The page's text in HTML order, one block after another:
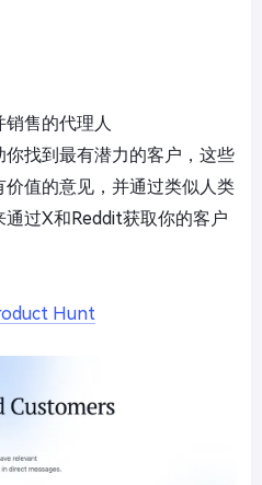
售的代理人
你找到最有潜力的客户，这些
值的意见，并通过类似人类
过X和Reddit获取你的客户
Hunt